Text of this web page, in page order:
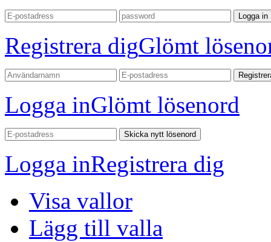
Logga in
Registrera digGlömt
Logga inGlömt lösenord
Skicka nytt lösenord
Logga inRegistrera dig
Visa vallor
Lägg till valla